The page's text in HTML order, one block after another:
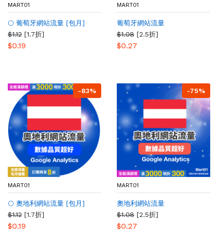
MART01
🌕 葡萄牙網站流量 [包月]
$1.12 [1.7折]
$0.19
MART01
葡萄牙網站流量
$1.08 [2.5折]
$0.27
-83%
MART01
🌕 奧地利網站流量 [包月]
$1.12 [1.7折]
$0.19
-75%
MART01
奧地利網站流量
$1.08 [2.5折]
$0.27